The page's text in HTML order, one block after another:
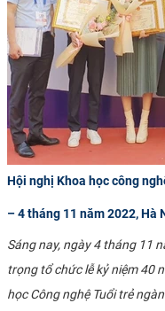
Hội nghị Khoa học công
– 4 tháng 11 năm 2022, Hà
Sáng nay, ngày 4 tháng 11
trọng tổ chức lễ kỷ niệm 40
học Công nghệ Tuổi trẻ